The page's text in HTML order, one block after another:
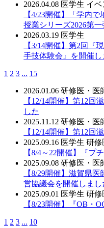
2026.04.08 医学生 イベ
【4/23開催】「学内
授業シリーズ2026第一
2026.03.19 医学生
【3/14開催】第2回『
手技体験会』を開催し
1 2 3 ... 15
2026.01.06 研修医・医
【12/14開催】第12回
した
2025.11.12 研修医・医
【12/14開催】第12回
2025.09.16 医学生 研修
【8/4～22開催】『プ
2025.09.08 研修医・医
【8/29開催】滋賀県
営協議会を開催しまし
2025.09.01 医学生 研修
【8/23開催】『OB・
1 2 3 ... 10